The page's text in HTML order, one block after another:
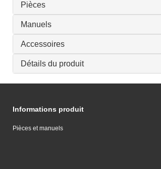
Pièces
Manuels
Accessoires
Détails du produit
Informations produit
Pièces et manuels